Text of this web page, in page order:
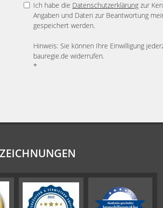
Ich habe die Datenschutzerklärung zur
Angaben und Daten zur Beantwortung
gespeichert werden.
Hinweis: Sie können Ihre Einwilligung
bauregie.de widerrufen.
*